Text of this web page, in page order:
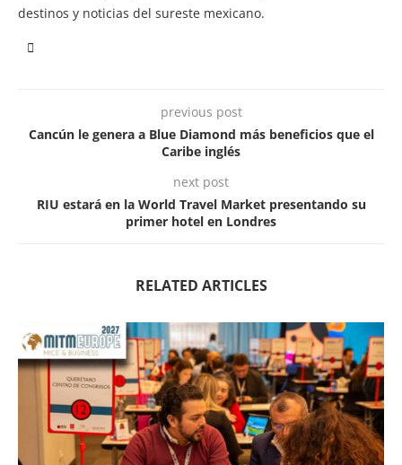
destinos y noticias del sureste mexicano.
previous post
Cancún le genera a Blue Diamond más beneficios que el
Caribe inglés
next post
RIU estará en la World Travel Market presentando su
primer hotel en Londres
RELATED ARTICLES